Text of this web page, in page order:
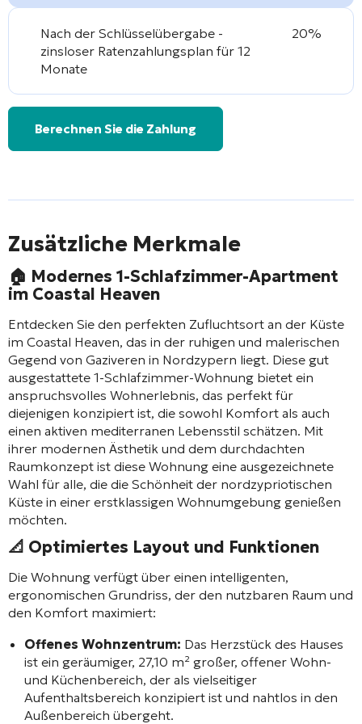
Nach der Schlüsselübergabe -
zinsloser Ratenzahlungsplan für 12
Monate
20%
Berechnen Sie die Zahlung
Zusätzliche Merkmale
🏠 Modernes 1-Schlafzimmer-Apartment
im Coastal Heaven
Entdecken Sie den perfekten Zufluchtsort an der Küste
im Coastal Heaven, das in der ruhigen und malerischen
Gegend von Gaziveren in Nordzypern liegt. Diese gut
ausgestattete 1-Schlafzimmer-Wohnung bietet ein
anspruchsvolles Wohnerlebnis, das perfekt für
diejenigen konzipiert ist, die sowohl Komfort als auch
einen aktiven mediterranen Lebensstil schätzen. Mit
ihrer modernen Ästhetik und dem durchdachten
Raumkonzept ist diese Wohnung eine ausgezeichnete
Wahl für alle, die die Schönheit der nordzypriotischen
Küste in einer erstklassigen Wohnumgebung genießen
möchten.
📐 Optimiertes Layout und Funktionen
Die Wohnung verfügt über einen intelligenten,
ergonomischen Grundriss, der den nutzbaren Raum und
den Komfort maximiert:
Offenes Wohnzentrum: Das Herzstück des Hauses
ist ein geräumiger, 27,10 m² großer, offener Wohn-
und Küchenbereich, der als vielseitiger
Aufenthaltsbereich konzipiert ist und nahtlos in den
Außenbereich übergeht.